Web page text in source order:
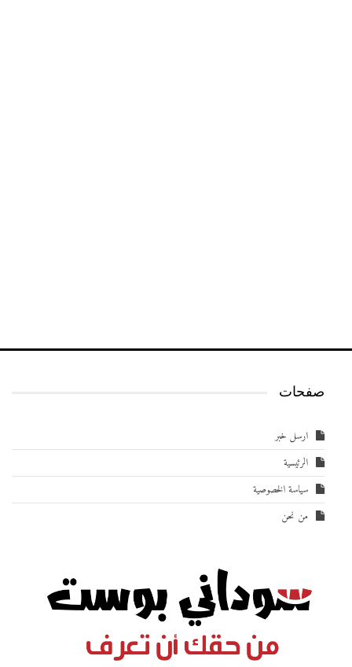
صفحات
ارسل خبر
الرئيسية
سياسة الخصوصية
من نحن